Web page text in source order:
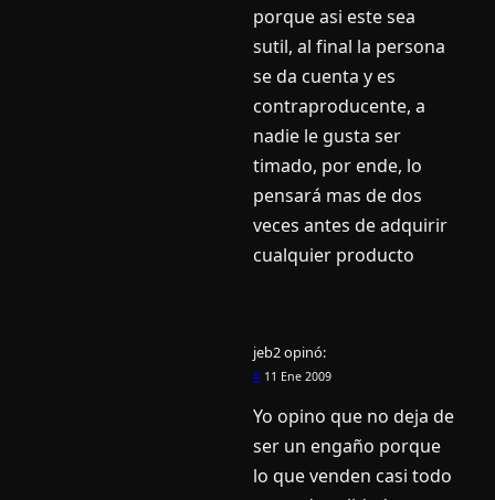
porque asi este sea
sutil, al final la persona
se da cuenta y es
contraproducente, a
nadie le gusta ser
timado, por ende, lo
pensará mas de dos
veces antes de adquirir
cualquier producto
jeb2opinó:
#11 Ene 2009
Yo opino que no deja de
ser un engaño porque
lo que venden casi todo